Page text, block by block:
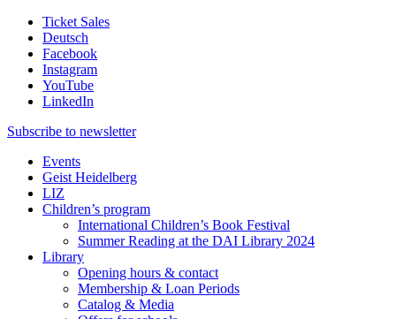
Ticket Sales
Deutsch
Facebook
Instagram
YouTube
LinkedIn
Subscribe to newsletter
Events
Geist Heidelberg
LIZ
Children’s program
International Children’s Book Festival
Summer Reading at the DAI Library 2024
Library
Opening hours & contact
Membership & Loan Periods
Catalog & Media